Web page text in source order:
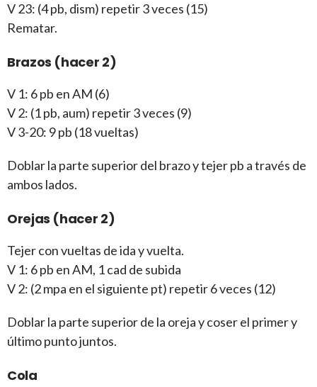
V 23: (4 pb, dism) repetir 3 veces (15)
Rematar.
Brazos (hacer 2)
V 1: 6 pb en AM (6)
V 2: (1 pb, aum) repetir 3 veces (9)
V 3-20: 9 pb (18 vueltas)
Doblar la parte superior del brazo y tejer pb a través de
ambos lados.
Orejas (hacer 2)
Tejer con vueltas de ida y vuelta.
V 1: 6 pb en AM, 1 cad de subida
V 2: (2 mpa en el siguiente pt) repetir 6 veces (12)
Doblar la parte superior de la oreja y coser el primer y
último punto juntos.
Cola